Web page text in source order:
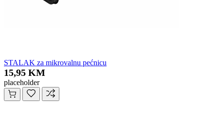
STALAK za mikrovalnu pećnicu
15,95 KM
placeholder